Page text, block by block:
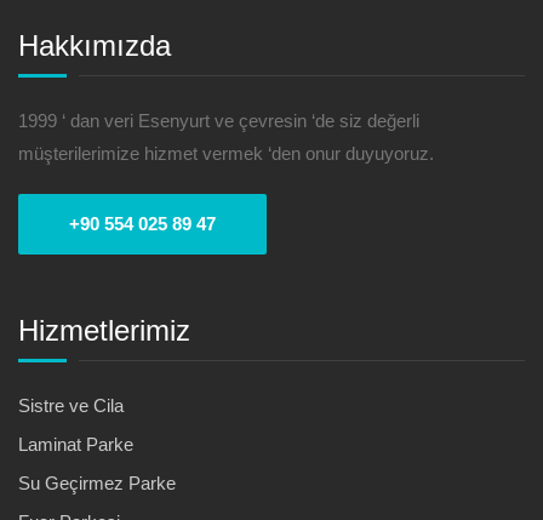
Hakkımızda
1999 ‘ dan veri Esenyurt ve çevresin ‘de siz değerli
müşterilerimize hizmet vermek ‘den onur duyuyoruz.
+90 554 025 89 47
Hizmetlerimiz
Sistre ve Cila
Laminat Parke
Su Geçirmez Parke